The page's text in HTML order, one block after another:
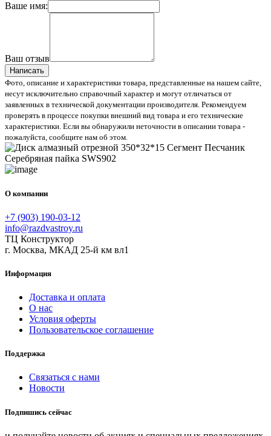
Ваше имя:
Ваш отзыв
Написать
Фото, описание и характеристики товара, представленные на нашем сайте,
несут исключительно справочный характер и могут отличаться от
заявленных в технической документации производителя. Рекомендуем
проверять в процессе покупки внешний вид товара и его технические
характеристики. Если вы обнаружили неточности в описании товара -
пожалуйста, сообщите нам об этом.
О компании
+7 (903) 190-03-12
info@razdvastroy.ru
ТЦ Конструктор
г. Москва, МКАД 25-й км вл1
Информация
Доставка и оплата
О нас
Условия оферты
Пользовательское соглашение
Поддержка
Связаться с нами
Новости
Подпишись сейчас